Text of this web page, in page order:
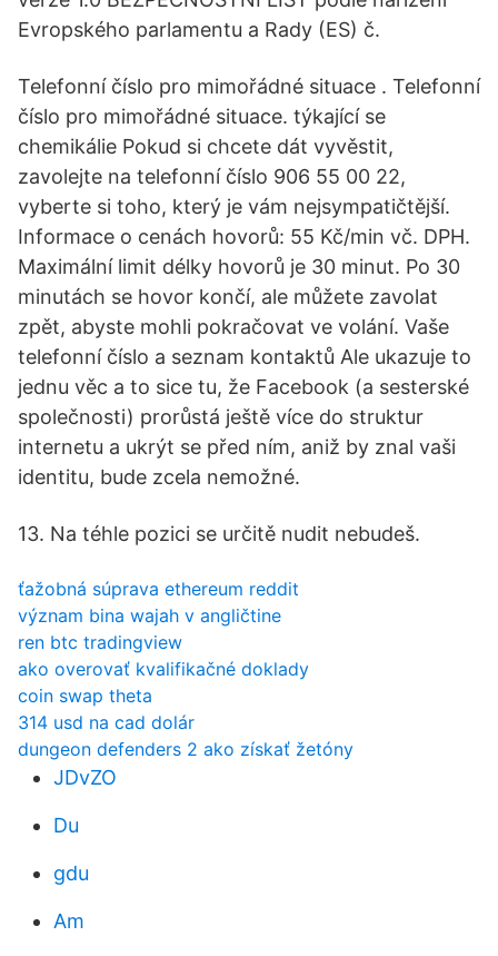
Evropského parlamentu a Rady (ES) č.
Telefonní číslo pro mimořádné situace . Telefonní
číslo pro mimořádné situace. týkající se
chemikálie Pokud si chcete dát vyvěstit,
zavolejte na telefonní číslo 906 55 00 22,
vyberte si toho, který je vám nejsympatičtější.
Informace o cenách hovorů: 55 Kč/min vč. DPH.
Maximální limit délky hovorů je 30 minut. Po 30
minutách se hovor končí, ale můžete zavolat
zpět, abyste mohli pokračovat ve volání. Vaše
telefonní číslo a seznam kontaktů Ale ukazuje to
jednu věc a to sice tu, že Facebook (a sesterské
společnosti) prorůstá ještě více do struktur
internetu a ukrýt se před ním, aniž by znal vaši
identitu, bude zcela nemožné.
13. Na téhle pozici se určitě nudit nebudeš.
ťažobná súprava ethereum reddit
význam bina wajah v angličtine
ren btc tradingview
ako overovať kvalifikačné doklady
coin swap theta
314 usd na cad dolár
dungeon defenders 2 ako získať žetóny
JDvZO
Du
gdu
Am